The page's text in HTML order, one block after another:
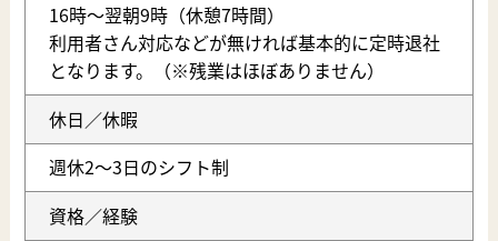
16時～翌朝9時（休憩7時間）
利用者さん対応などが無ければ基本的に定時退社
となります。（※残業はほぼありません）
休日／休暇
週休2～3日のシフト制
資格／経験